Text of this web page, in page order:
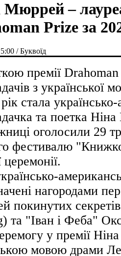
Мюррей –
Prize за
/ Буквоїд
премії
з української
стала
та поетка
оголосили 29
фестивалю
нагородами
покинутих
та "Іван і Феба"
у премії
мовою драми